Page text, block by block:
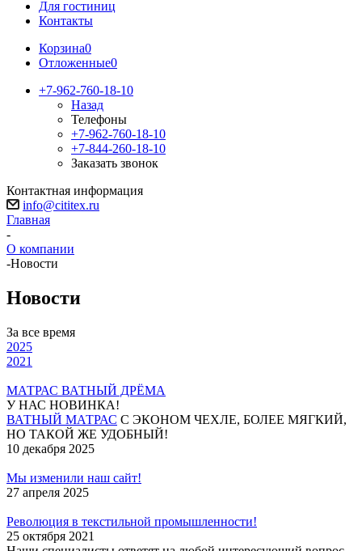
Для гостиниц
Контакты
Корзина0
Отложенные0
+7-962-760-18-10
Назад
Телефоны
+7-962-760-18-10
+7-844-260-18-10
Заказать звонок
Контактная информация
info@cititex.ru
Главная
-
О компании
-Новости
Новости
За все время
2025
2021
МАТРАС ВАТНЫЙ ДРЁМА
У НАС НОВИНКА!
ВАТНЫЙ МАТРАС С ЭКОНОМ ЧЕХЛЕ, БОЛЕЕ МЯГКИЙ,
НО ТАКОЙ ЖЕ УДОБНЫЙ!
10 декабря 2025
Мы изменили наш сайт!
27 апреля 2025
Революция в текстильной промышленности!
25 октября 2021